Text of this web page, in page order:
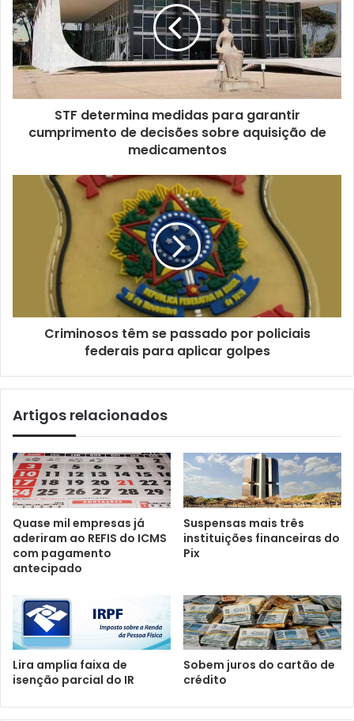
STF determina medidas para garantir
cumprimento de decisões sobre aquisição de
medicamentos
Criminosos têm se passado por policiais
federais para aplicar golpes
Artigos relacionados
Quase mil empresas já
aderiram ao REFIS do ICMS
com pagamento
antecipado
Suspensas mais três
instituições financeiras do
Pix
Lira amplia faixa de
isenção parcial do IR
Sobem juros do cartão de
crédito